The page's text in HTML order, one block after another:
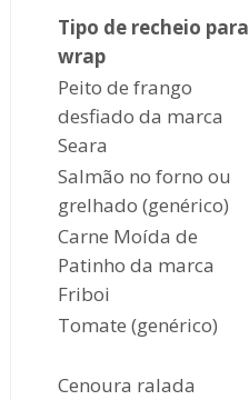
Tipo de recheio para
wrap
Peito de frango
desfiado da marca
Seara
Salmão no forno ou
grelhado (genérico)
Carne Moída de
Patinho da marca
Friboi
Tomate (genérico)
Cenoura ralada